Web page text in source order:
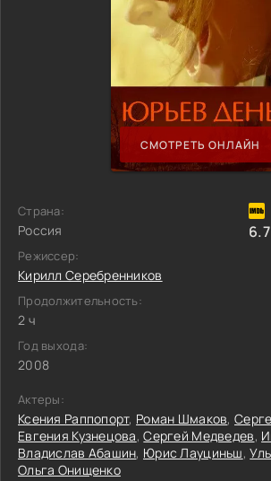
СМОТРЕТЬ ОНЛАЙН
Страна:
Россия
Режиссер:
Кирилл Серебренников
Продолжительность:
2 ч
Год выхода:
2008
6.7
Актеры:
Ксения Раппопорт, Роман Шмаков,
Евгения Кузнецова,Сергей Медведев,
Владислав Абашин, Юрис Лауциньш,
Ольга Онищенко